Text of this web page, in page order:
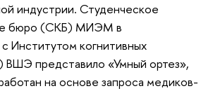
индустрии. Студенческое
бюро (СКБ) МИЭМ в
Институтом когнитивных
представило «Умный ортез»,
на основе запроса медиков-